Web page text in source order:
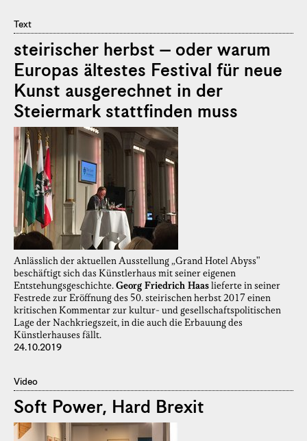
Text
steirischer herbst – oder warum
Europas ältestes Festival für neue
Kunst ausgerechnet in der
Steiermark stattfinden muss
Anlässlich der aktuellen Ausstellung „Grand Hotel Abyss"
beschäftigt sich das Künstlerhaus mit seiner eigenen
Entstehungsgeschichte.Georg Friedrich Haaslieferte in seiner
Festrede zur Eröffnung des 50. steirischen herbst 2017 einen
kritischen Kommentar zur kultur- und gesellschaftspolitischen
Lage der Nachkriegszeit, in die auch die Erbauung des
Künstlerhauses fällt.
24.10.2019
Video
Soft Power, Hard Brexit